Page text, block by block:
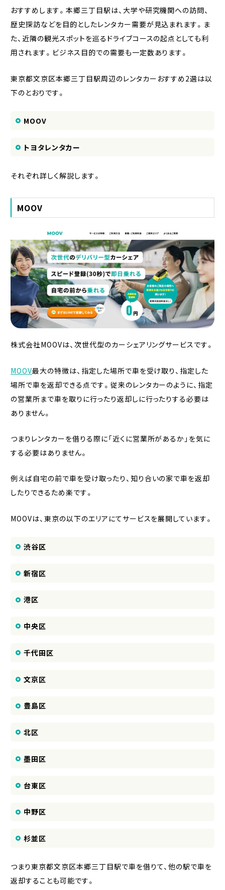
おすすめします。本郷三丁目駅は、大学や研究機関への訪問、
歴史探訪などを目的としたレンタカー需要が見込まれます。ま
た、近隣の観光スポットを巡るドライブコースの起点としても利
用されます。ビジネス目的での需要も一定数あります。
東京都文京区本郷三丁目駅周辺のレンタカーおすすめ2選は以
下のとおりです。
MOOV
トヨタレンタカー
それぞれ詳しく解説します。
MOOV
株式会社MOOVは、次世代型のカーシェアリングサービスです。
MOOV最大の特徴は、指定した場所で車を受け取り、指定した
場所で車を返却できる点です。従来のレンタカーのように、指定
の営業所まで車を取りに行ったり返却しに行ったりする必要は
ありません。
つまりレンタカーを借りる際に「近くに営業所があるか」を気に
する必要はありません。
例えば自宅の前で車を受け取ったり、知り合いの家で車を返却
したりできるため楽です。
MOOVは、東京の以下のエリアにてサービスを展開しています。
渋谷区
新宿区
港区
中央区
千代田区
文京区
豊島区
北区
墨田区
台東区
中野区
杉並区
つまり東京都文京区本郷三丁目駅で車を借りて、他の駅で車を
返却することも可能です。